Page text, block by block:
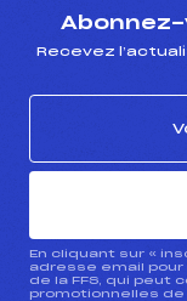
Recevez
En cliquant sur «
adresse email
de la FFS, qui
promotionnelles de